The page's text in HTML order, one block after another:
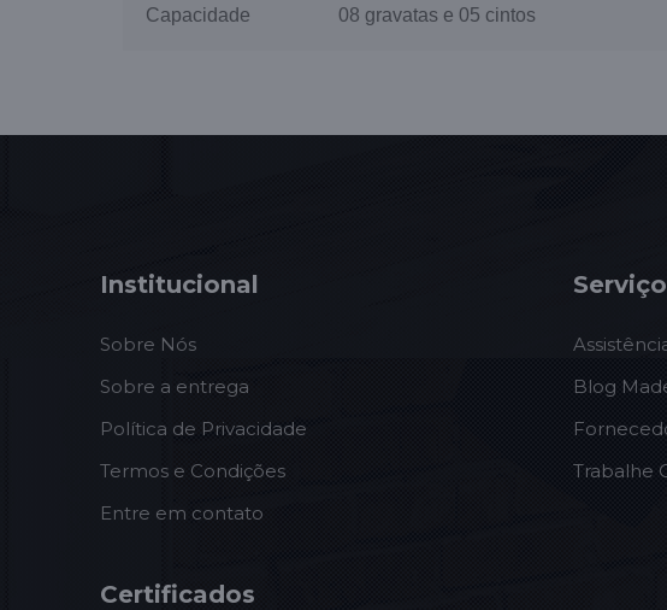
Capacidade
08 gravatas e 05 cintos
Institucional
Sobre Nós
Sobre a entrega
Política de Privacidade
Termos e Condições
Entre em contato
Blog
Trabalhe
Certificados